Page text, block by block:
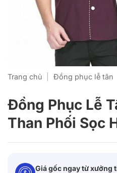
Trang chủ Đồng phục lễ tân
Đồng Phục Lễ
Than Phối Sọc
Giá gốc ngay từ xưởng